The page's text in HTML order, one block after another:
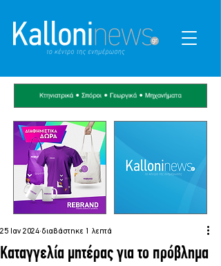
Καταγγελία μητέρας για το πρόβλημα
25 Ιαν 2024 διαβάστηκε 1 λεπτά